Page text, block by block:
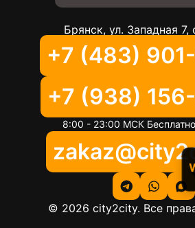
Брянск, ул. Западная
+7 (483)
+7 (938)
8:00 - 23:00 МСК
© 2026 city2city. Все